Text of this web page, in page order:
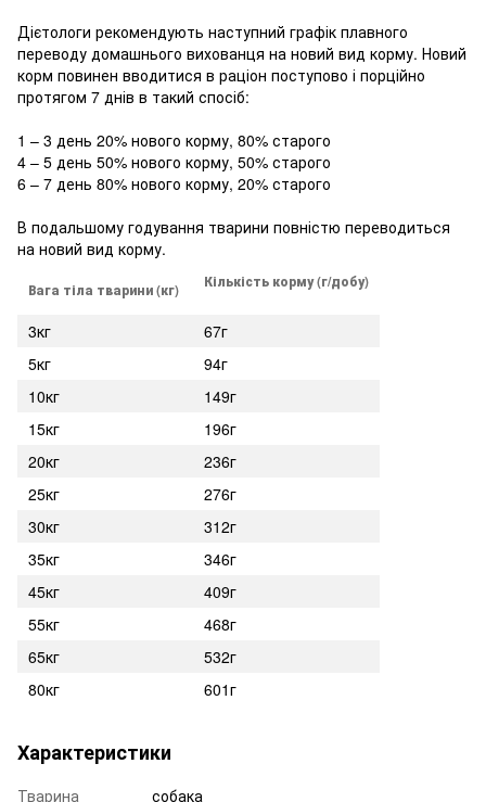
Дієтологи рекомендують наступний графік плавного
переводу домашнього вихованця на новий вид корму. Новий
корм повинен вводитися в раціон поступово і порційно
протягом 7 днів в такий спосіб:
1 – 3 день 20% нового корму, 80% старого
4 – 5 день 50% нового корму, 50% старого
6 – 7 день 80% нового корму, 20% старого
В подальшому годування тварини повністю переводиться
на новий вид корму.
Вага тіла тварини (кг) Кількість корму (г/добу)
3кг
67г
5кг
94г
10кг
149г
15кг
196г
20кг
236г
25кг
276г
30кг
312г
35кг
346г
45кг
409г
55кг
468г
65кг
532г
80кг
601г
Характеристики
Тварина собака